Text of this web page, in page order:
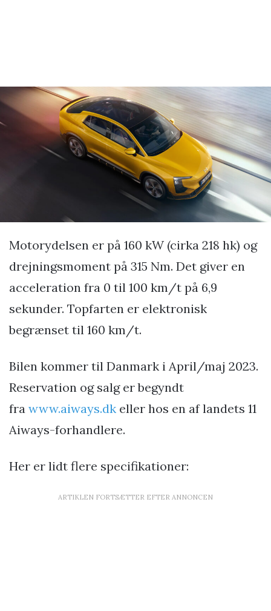
Motorydelsen er på 160 kW (cirka 218 hk) og
drejningsmoment på 315 Nm. Det giver en
acceleration fra 0 til 100 km/t på 6,9
sekunder. Topfarten er elektronisk
begrænset til 160 km/t.
Bilen kommer til Danmark i April/maj 2023.
Reservation og salg er begyndt
fra www.aiways.dk eller hos en af landets 11
Aiways-forhandlere.
Her er lidt flere specifikationer:
ARTIKLEN FORTSÆTTER EFTER ANNONCEN